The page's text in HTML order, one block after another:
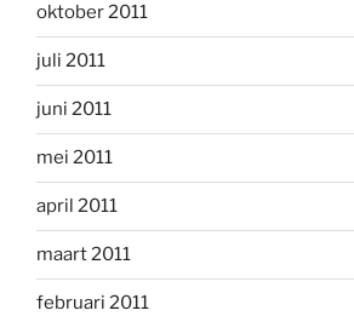
oktober 2011
juli 2011
juni 2011
mei 2011
april 2011
maart 2011
februari 2011